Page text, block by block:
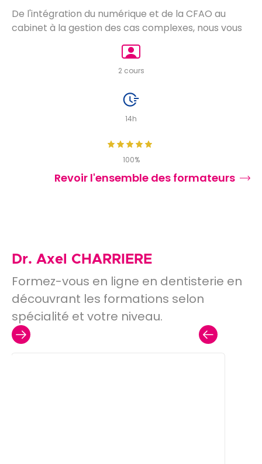
De l'intégration du numérique et de la CFAO au
cabinet à la gestion des cas complexes, nous vous
proposons de montée en compétence sur
2 cours
14h
100%
Revoir l'ensemble des formateurs
Dr. Axel CHARRIERE
Formez-vous en ligne en dentisterie en
découvrant les formations selon
spécialité et votre niveau.